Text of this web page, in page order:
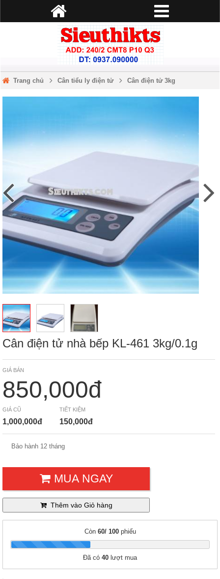
Trang chủ Cân tiểu ly điện tử Cân điện tử 3kg
Cân điện tử nhà bếp KL-461 3kg/0.1g
Cân điện tử nhà bếp KL-461 3kg/0.1g
GIÁ BÁN
850,000đ
GIÁ CŨ
1,000,000đ
TIẾT KIỆM
150,000đ
Bảo hành 12 tháng
MUA NGAY
Thêm vào Giỏ hàng
Còn 60/ 100phiếu
|
Đã có40 lượt mua